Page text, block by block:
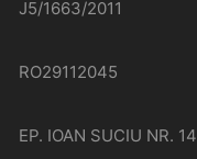
J5/1663/2011
RO29112045
EP. IOAN SUCIU NR. 14